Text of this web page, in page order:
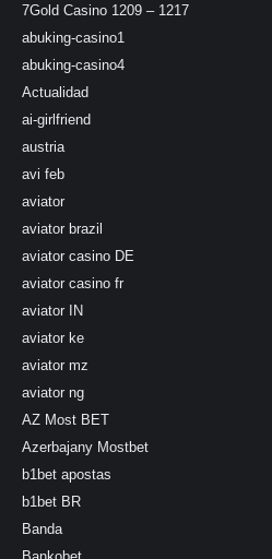
7Gold Casino 1209 – 1217
abuking-casino1
abuking-casino4
Actualidad
ai-girlfriend
austria
avi feb
aviator
aviator brazil
aviator casino DE
aviator casino fr
aviator IN
aviator ke
aviator mz
aviator ng
AZ Most BET
Azerbajany Mostbet
b1bet apostas
b1bet BR
Banda